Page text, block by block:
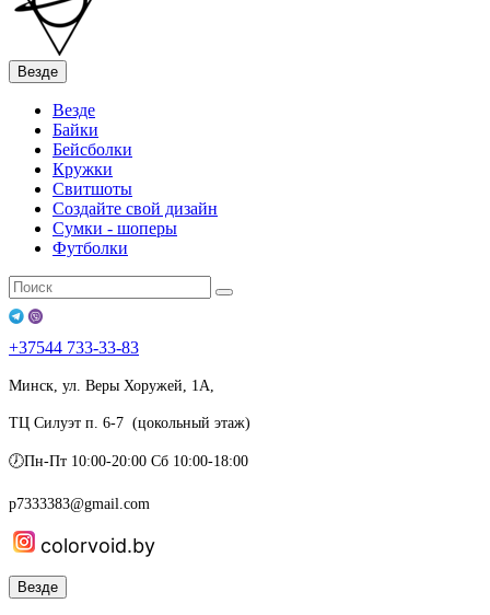
Везде
Везде
Байки
Бейсболки
Кружки
Свитшоты
Создайте свой дизайн
Сумки - шоперы
Футболки
+37544 733-33-83
Минск, ул. Веры Хоружей, 1А,
ТЦ Силуэт п. 6-7 (цокольный этаж)
🕖Пн-Пт 10:00-20:00 Сб 10:00-18:00
p7333383@gmail.com
colorvoid.by
Везде